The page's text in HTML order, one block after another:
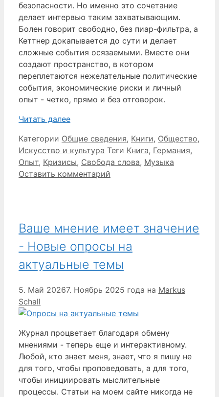
безопасности. Но именно это сочетание
делает интервью таким захватывающим.
Болен говорит свободно, без пиар-фильтра, а
Кеттнер докапывается до сути и делает
сложные события осязаемыми. Вместе они
создают пространство, в котором
переплетаются нежелательные политические
события, экономические риски и личный
опыт - четко, прямо и без отговорок.
Читать далее
Категории Общие сведения, Книги, Общество,
Искусство и культура Теги Книга, Германия,
Опыт, Кризисы, Свобода слова, Музыка
Оставить комментарий
Ваше мнение имеет значение
- Новые опросы на
актуальные темы
5. Май 20267. Ноябрь 2025 года на Markus
Schall
Журнал процветает благодаря обмену
мнениями - теперь еще и интерактивному.
Любой, кто знает меня, знает, что я пишу не
для того, чтобы проповедовать, а для того,
чтобы инициировать мыслительные
процессы. Статьи на моем сайте никогда не